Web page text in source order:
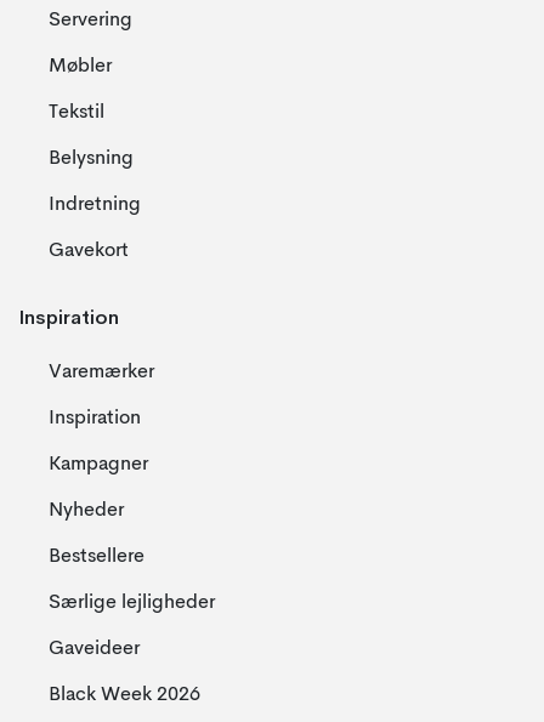
Servering
Møbler
Tekstil
Belysning
Indretning
Gavekort
Inspiration
Varemærker
Inspiration
Kampagner
Nyheder
Bestsellere
Særlige lejligheder
Gaveideer
Black Week 2026